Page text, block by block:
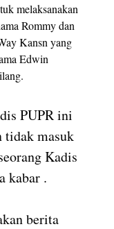
melaksanakan
Rommy dan
Kansn yang
Edwin
PUPR ini
tidak masuk
Kadis
kabar .
berita